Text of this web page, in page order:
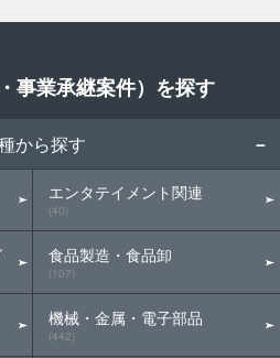
事業承継案件）を探す
から探す
エンタテイメント関連
(40)
食品製造・食品卸
(107)
機械・金属・電子部品
(442)